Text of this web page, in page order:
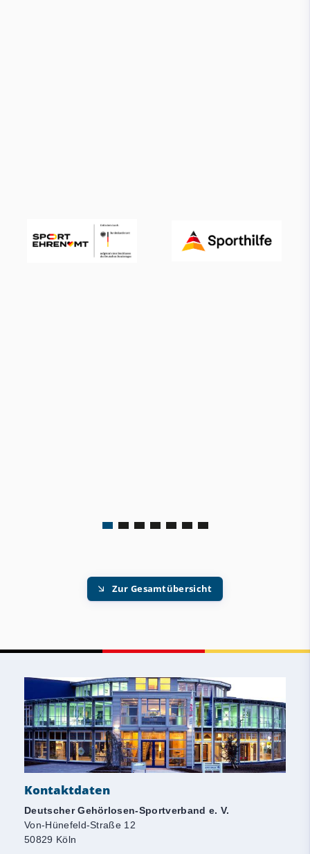
Zur Gesamtübersicht
Kontaktdaten
Deutscher Gehörlosen-Sportverband e. V.
Von-Hünefeld-Straße 12
50829 Köln